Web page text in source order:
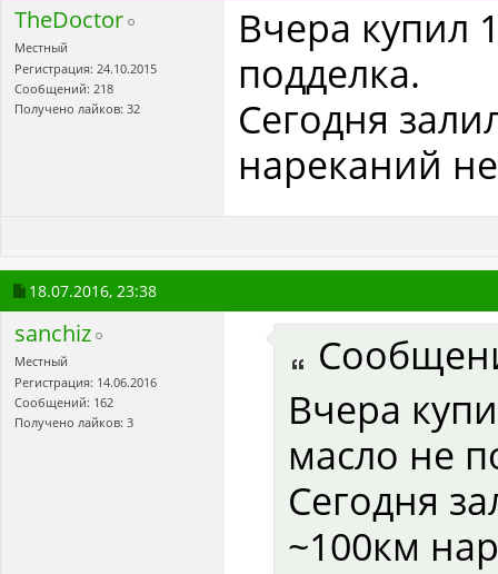
TheDoctor
Местный
Регистрация: 24.10.2015
Сообщений: 218
Получено лайков: 32
Вчера купил
подделка.
Сегодня
нареканий
18.07.2016, 23:38
sanchiz
Местный
Регистрация: 14.06.2016
Сообщений: 162
Получено лайков: 3
Вчера
масло не
Сегодня
~100км